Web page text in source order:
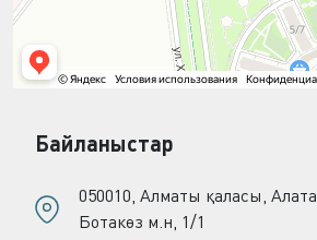
Байланыстар
050010, Алматы қаласы,
Ботакөз м.н, 1/1